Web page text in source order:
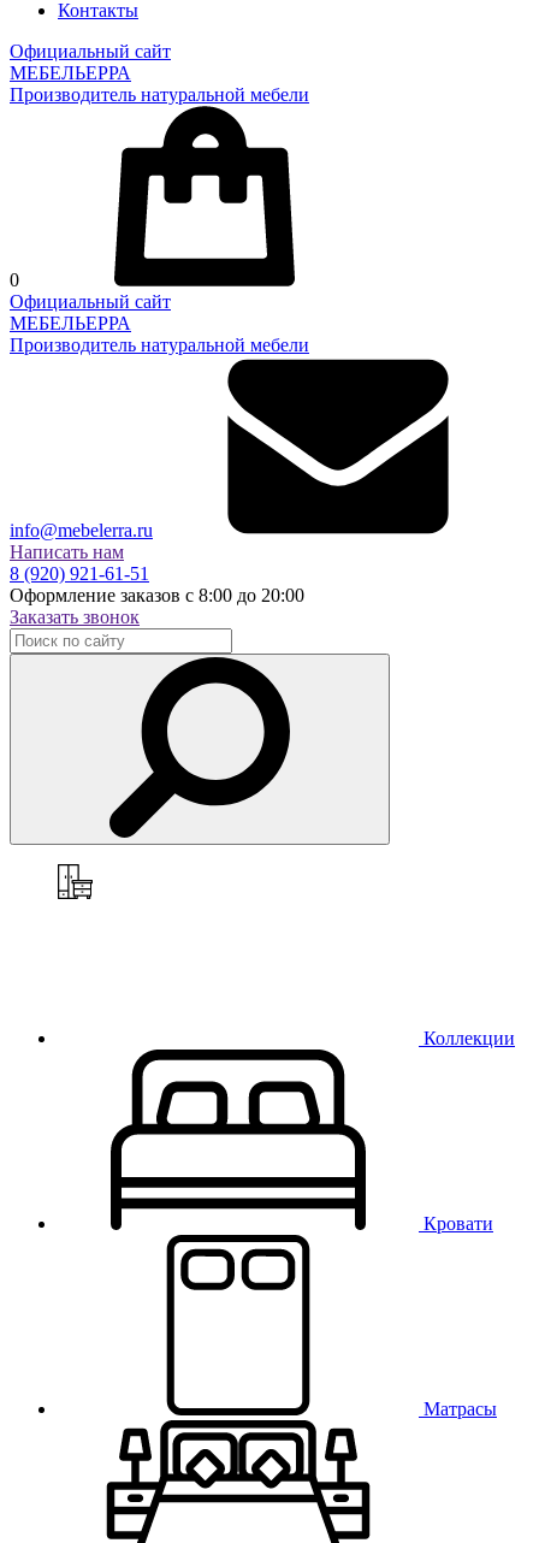
Контакты
Официальный сайт
МЕБЕЛЬЕРРА
Производитель натуральной мебели
0
Официальный сайт
МЕБЕЛЬЕРРА
Производитель натуральной мебели
info@mebelerra.ru
Написать нам
8 (920) 921-61-51
Оформление заказов с 8:00 до 20:00
Заказать звонок
Коллекции
Кровати
Матрасы